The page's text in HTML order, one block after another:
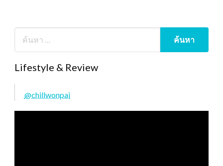
Lifestyle & Review
@chillwonpai